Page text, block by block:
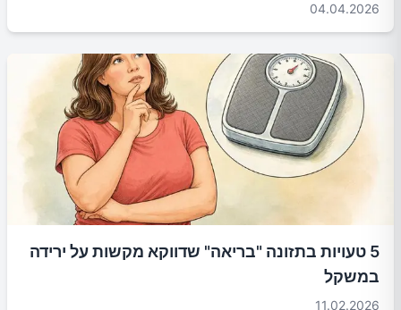
04.04.2026
5 טעויות בתזונה "בריאה" שדווקא מקשות על ירידה
במשקל
11.02.2026